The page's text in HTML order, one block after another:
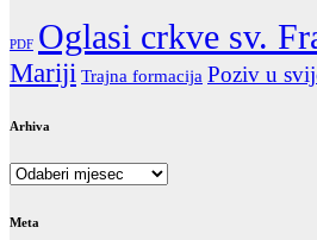
PDF Oglasi crkve sv.
Mariji Trajna formacija Poziv u
Arhiva
Arhiva
Meta